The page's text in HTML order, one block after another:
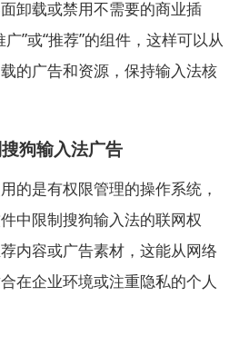
卸载或禁用不需要的商业插
”或“推荐”的组件，这样可以从
的广告和资源，保持输入法核
狗输入法广告
的是有权限管理的操作系统，
中限制搜狗输入法的联网权
内容或广告素材，这能从网络
在企业环境或注重隐私的个人